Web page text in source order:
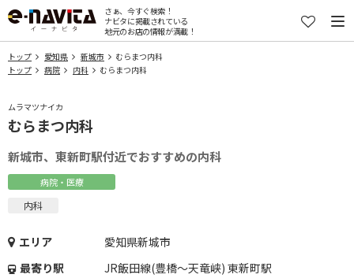
さぁ、今すぐ検索！
ナビタに掲載されている
地元のお店の情報が満載！
トップ 愛知県 新城市
むらまつ内科
トップ
病院 内科 むらまつ内科
ムラマツナイカ
むらまつ内科
新城市、東新町駅付近でおすすめの内科
病院・医療
内科
エリア
愛知県新城市
最寄り駅
JR飯田線(豊橋～天竜峡) 東新町駅